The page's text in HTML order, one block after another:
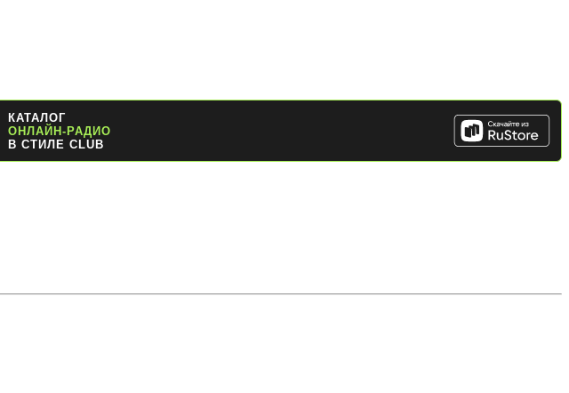
КАТАЛОГ
ОНЛАЙН-РАДИО
В СТИЛЕ CLUB